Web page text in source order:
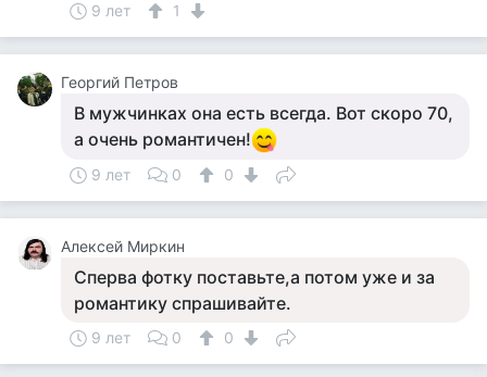
9 лет 1
Георгий Петров
В мужчинках она есть всегда. Вот скоро 70,
а очень романтичен!
9 лет 0 0
Алексей Миркин
Сперва фотку поставьте,а потом уже и за
романтику спрашивайте.
9 лет 0 0